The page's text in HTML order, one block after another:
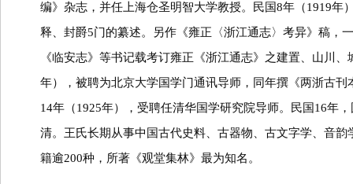
编》杂志，并任上海仓圣明智大学教授。民国8年（1919年
释、封爵5门的纂述。另作《雍正〈浙江通志〉考异》稿，
《临安志》等书记载考订雍正《浙江通志》之建置、山川
年），被聘为北京大学国学门通讯导师，同年撰《两浙古
14年（1925年），受聘任清华国学研究院导师。民国 16年，
清。王氏长期从事中国古代史料、古器物、古文字学、音
籍逾200种，所著《观堂集林》最为知名。